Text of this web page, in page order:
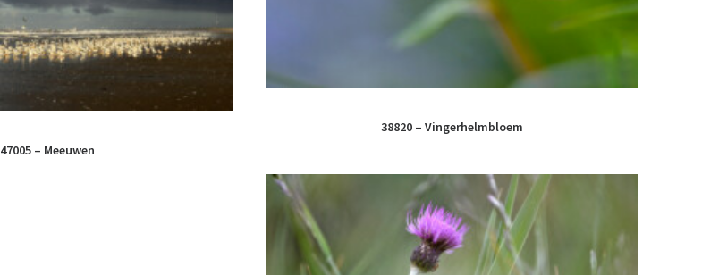
38820 – Vingerhelmbloem
47005 – Meeuwen